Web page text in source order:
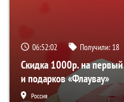
06:52:01 Получили: 18
Скидка 1000р. на первый
и подарков «Флаувау»
Россия